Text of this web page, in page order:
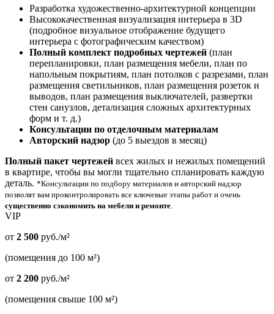
Разработка художественно-архитектурной концепции
Высококачественная визуализация интерьера в 3D
(подробное визуальное отображение будущего
интерьера с фотографическим качеством)
Полный комплект подробных чертежей (план
перепланировки, план размещения мебели, план по
напольным покрытиям, план потолков с разрезами, план
размещения светильников, план размещения розеток и
выводов, план размещения выключателей, развертки
стен санузлов, детализация сложных архитектурных
форм и т. д.)
Консультации по отделочным материалам
Авторский надзор (до 5 выездов в месяц)
Полный пакет чертежей всех жилых и нежилых помещений
в квартире, чтобы вы могли тщательно спланировать каждую
деталь. *Консультации по подбору материалов и авторский надзор
позволят вам проконтролировать все ключевые этапы работ и очень
существенно сэкономить на мебели и ремонте.
VIP
от 2 500 руб./м²
(помещения до 100 м²)
от 2 200 руб./м²
(помещения свыше 100 м²)